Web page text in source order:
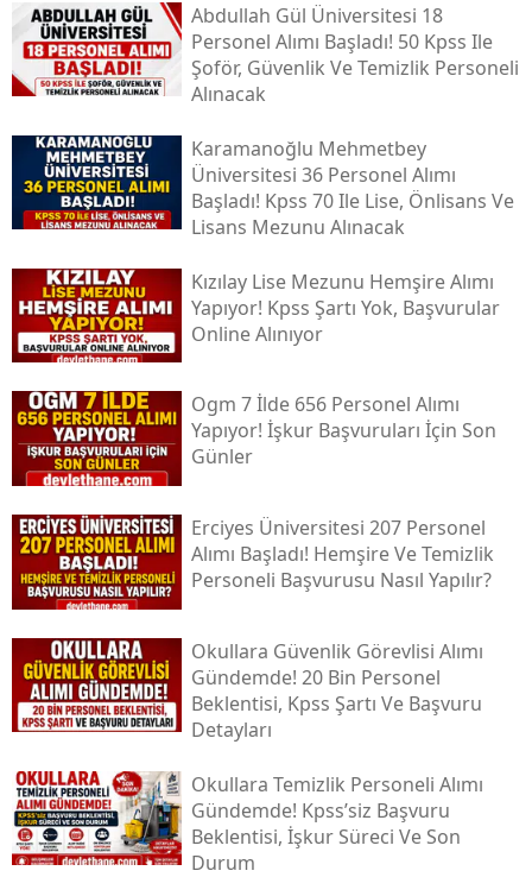
Abdullah Gül Üniversitesi 18
Personel Alımı Başladı! 50 Kpss Ile
Şoför, Güvenlik Ve Temizlik Personeli
Alınacak
Karamanoğlu Mehmetbey
Üniversitesi 36 Personel Alımı
Başladı! Kpss 70 Ile Lise, Önlisans Ve
Lisans Mezunu Alınacak
Kızılay Lise Mezunu Hemşire Alımı
Yapıyor! Kpss Şartı Yok, Başvurular
Online Alınıyor
Ogm 7 İlde 656 Personel Alımı
Yapıyor! İşkur Başvuruları İçin Son
Günler
Erciyes Üniversitesi 207 Personel
Alımı Başladı! Hemşire Ve Temizlik
Personeli Başvurusu Nasıl Yapılır?
Okullara Güvenlik Görevlisi Alımı
Gündemde! 20 Bin Personel
Beklentisi, Kpss Şartı Ve Başvuru
Detayları
Okullara Temizlik Personeli Alımı
Gündemde! Kpss’siz Başvuru
Beklentisi, İşkur Süreci Ve Son
Durum